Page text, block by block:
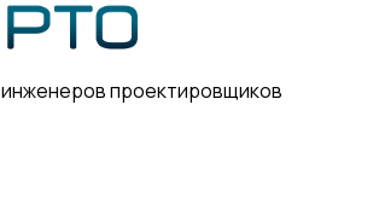
проектировщиков